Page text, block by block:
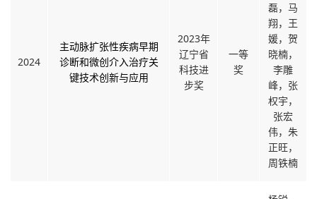
2024
主动脉扩张性疾病早期
诊断和微创介入治疗关
键技术创新与应用
2023年
辽宁省
科技进
步奖
一等
奖
磊，马
翔，王
媛，贺
晓楠，
李雕
峰，张
权宇，
张宏
伟，朱
正旺，
周铁楠